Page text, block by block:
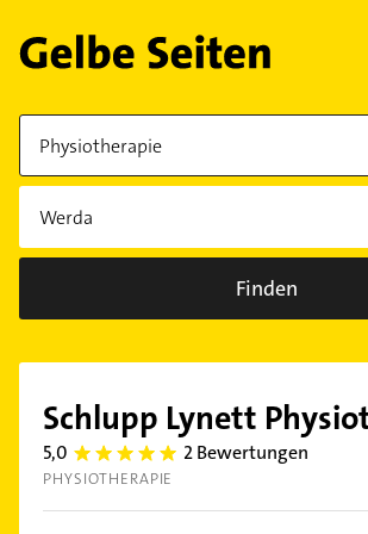
Finden
Schlupp Lynett
5,0 5.0 2 Bewertungen
PHYSIOTHERAPIE